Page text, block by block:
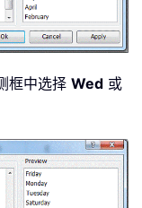
框中选择 Wed 或